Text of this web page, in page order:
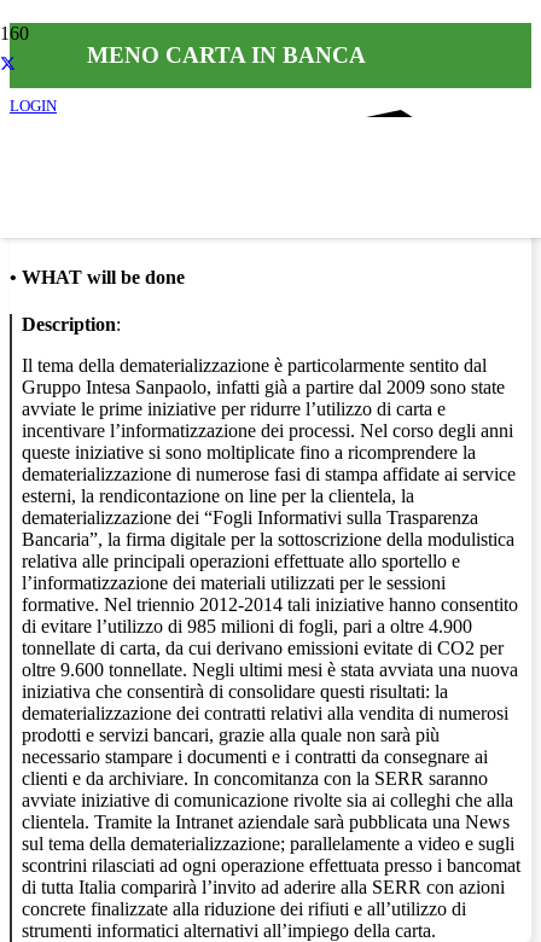
LOGIN
MENO CARTA IN BANCA
• WHAT will be done
Description:
Il tema della dematerializzazione è particolarmente sentito dal
Gruppo Intesa Sanpaolo, infatti già a partire dal 2009 sono state
avviate le prime iniziative per ridurre l’utilizzo di carta e
incentivare l’informatizzazione dei processi. Nel corso degli anni
queste iniziative si sono moltiplicate fino a ricomprendere la
dematerializzazione di numerose fasi di stampa affidate ai service
esterni, la rendicontazione on line per la clientela, la
dematerializzazione dei “Fogli Informativi sulla Trasparenza
Bancaria”, la firma digitale per la sottoscrizione della modulistica
relativa alle principali operazioni effettuate allo sportello e
l’informatizzazione dei materiali utilizzati per le sessioni
formative. Nel triennio 2012-2014 tali iniziative hanno consentito
di evitare l’utilizzo di 985 milioni di fogli, pari a oltre 4.900
tonnellate di carta, da cui derivano emissioni evitate di CO2 per
oltre 9.600 tonnellate. Negli ultimi mesi è stata avviata una nuova
iniziativa che consentirà di consolidare questi risultati: la
dematerializzazione dei contratti relativi alla vendita di numerosi
prodotti e servizi bancari, grazie alla quale non sarà più
necessario stampare i documenti e i contratti da consegnare ai
clienti e da archiviare. In concomitanza con la SERR saranno
avviate iniziative di comunicazione rivolte sia ai colleghi che alla
clientela. Tramite la Intranet aziendale sarà pubblicata una News
sul tema della dematerializzazione; parallelamente a video e sugli
scontrini rilasciati ad ogni operazione effettuata presso i bancomat
di tutta Italia comparirà l’invito ad aderire alla SERR con azioni
concrete finalizzate alla riduzione dei rifiuti e all’utilizzo di
strumenti informatici alternativi all’impiego della carta.